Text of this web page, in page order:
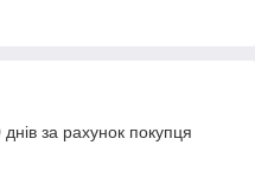
за рахунок покупця